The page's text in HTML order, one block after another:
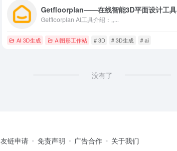
Getfloorplan——在线智能3D平面设计工具
Getfloorplan AI工具介绍：,,...
AI 3D生成 AI图形工作站 # 3D # 3D生成 # ai
没有了
友链申请 免责声明 广告合作 关于我们